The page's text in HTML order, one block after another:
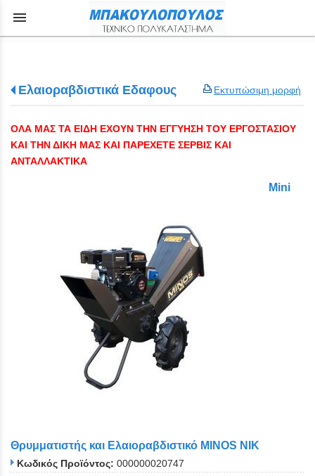
menu
Εκτυπώσιμη μορφή
Ελαιοραβδιστικά Εδαφους
ΟΛΑ ΜΑΣ ΤΑ ΕΙΔΗ ΕΧΟΥΝ ΤΗΝ ΕΓΓΥΗΣΗ ΤΟΥ ΕΡΓΟΣΤΑΣΙΟΥ
ΚΑΙ ΤΗΝ ΔΙΚΗ ΜΑΣ ΚΑΙ ΠΑΡΕΧΕΤΕ ΣΕΡΒΙΣ ΚΑΙ
ΑΝΤΑΛΛΑΚΤΙΚΑ
Mini
Θρυμματιστής και Ελαιοραβδιστικό MINOS NIK
Κωδικός Προϊόντος: 000000020747